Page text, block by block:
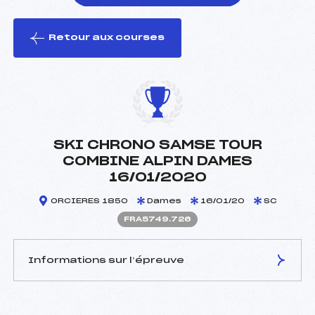
le ski
Retour aux courses
SKI CHRONO SAMSE TOUR
COMBINE ALPIN DAMES
16/01/2020
ORCIERES 1850 Dames 16/01/20 SC
FRA5749.726
Informations sur l’épreuve